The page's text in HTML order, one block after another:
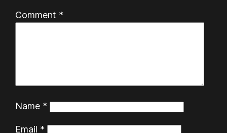
Comment *
Name *
Email *